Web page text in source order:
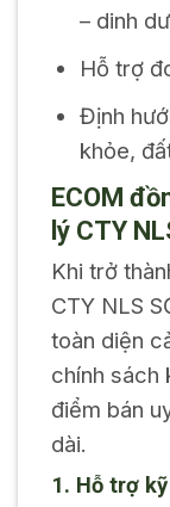
– dinh
Hỗ trợ
Định
khỏe,
ECOM
lý CTY
Khi trở
CTY NLS
toàn diện
chính sách
điểm bán
dài.
1. Hỗ trợ